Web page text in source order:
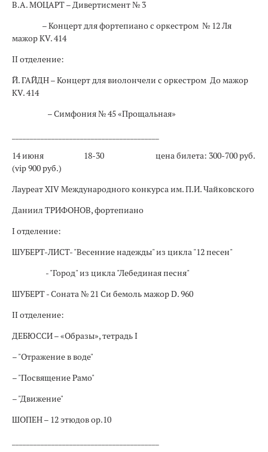
В.А. МОЦАРТ – Дивертисмент № 3
– Концерт для фортепиано с оркестром № 12 Ля
мажор KV. 414
II отделение:
Й. ГАЙДН – Концерт для виолончели с оркестром До мажор
KV. 414
– Симфония № 45 «Прощальная»
14 июня
18-30
цена билета: 300-700 руб.
(vip 900 руб.)
Лауреат XIV Международного конкурса им. П.И. Чайковского
Даниил ТРИФОНОВ, фортепиано
I отделение:
ШУБЕРТ-ЛИСТ- "Весенние надежды" из цикла "12 песен"
- "Город" из цикла "Лебединая песня"
ШУБЕРТ - Соната № 21 Си бемоль мажор D. 960
II отделение:
ДЕБЮССИ – «Образы», тетрадь I
– "Отражение в воде"
– "Посвящение Рамо"
– "Движение"
ШОПЕН – 12 этюдов оp.10